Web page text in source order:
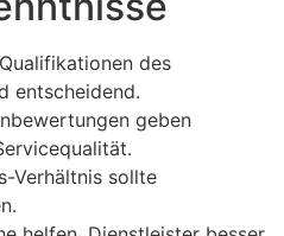
des
entscheidend.
geben
Verhältnis sollte